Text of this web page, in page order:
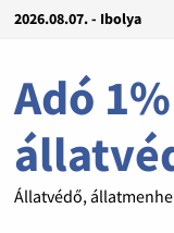
2026.08.07. - Ibolya
Adó 1%
Állatvédő,